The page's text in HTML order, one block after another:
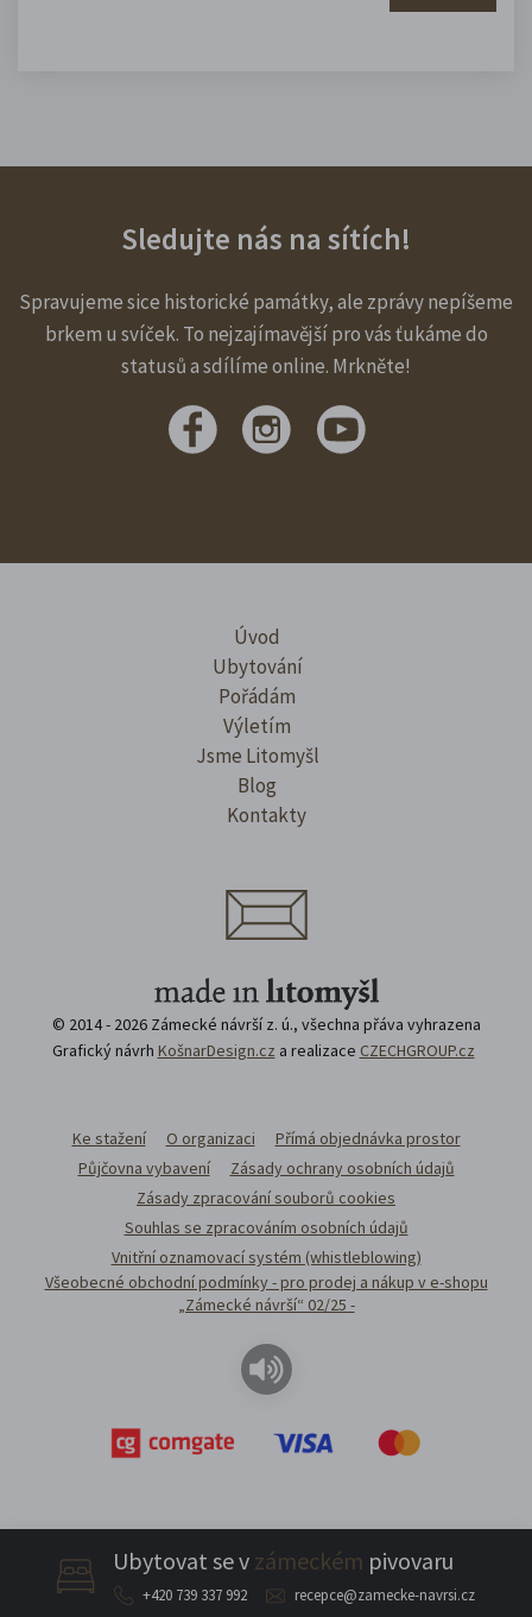
Ubytovat se v zámeckém pivovaru
+420 739 337 992 recepce@zamecke-navrsi.cz
Sledujte nás na sítích!
Spravujeme sice historické památky, ale zprávy nepíšeme
brkem u svíček. To nejzajímavější pro vás ťukáme do
statusů a sdílíme online. Mrkněte!
Úvod
Ubytování
Pořádám
Výletím
Jsme Litomyšl
Blog
Kontakty
© 2014 - 2026 Zámecké návrší z. ú., všechna přáva vyhrazena
Grafický návrh KošnarDesign.cz a realizace CZECHGROUP.cz
Ke stažení O organizaci
Přímá objednávka prostor
Půjčovna vybavení
Zásady ochrany osobních údajů
Zásady zpracování souborů cookies
Souhlas se zpracováním osobních údajů
Vnitřní oznamovací systém (whistleblowing)
Všeobecné obchodní podmínky - pro prodej a nákup v e-shopu
„Zámecké návrší“ 02/25 -